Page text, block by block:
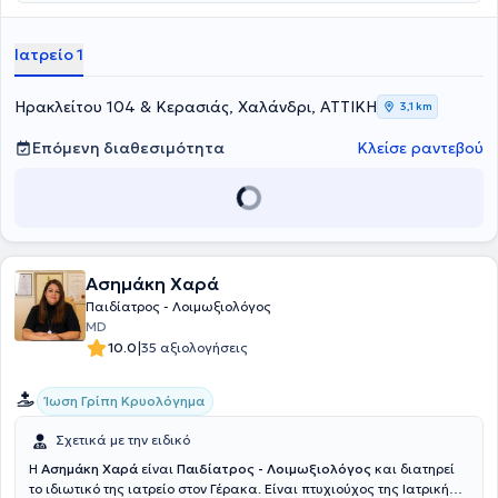
Ιατρείο 1
Ηρακλείτου 104 & Κερασιάς, Χαλάνδρι, ΑΤΤΙΚΗ 3,1 km
Επόμενη διαθεσιμότητα Κλείσε ραντεβού
Ασημάκη Χαρά
Παιδίατρος - Λοιμωξιολόγος
MD
10.0|35 αξιολογήσεις
Ίωση Γρίπη Κρυολόγημα
Σχετικά με την ειδικό
Η Ασημάκη Χαρά είναι Παιδίατρος - Λοιμωξιολόγος και διατηρεί
το ιδιωτικό της ιατρείο στον Γέρακα. Είναι πτυχιούχος της Ιατρικής